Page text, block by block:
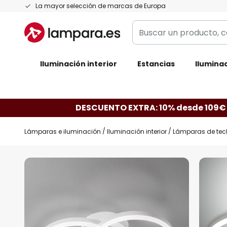
La mayor selección de marcas de Europa
Ir
contenido
Buscar
un
categoría,
Iluminación interior Estancias
DESCUENTO EXTRA: 10% desde
Lámparas e iluminación Iluminación interior Lámparas de
Saltar